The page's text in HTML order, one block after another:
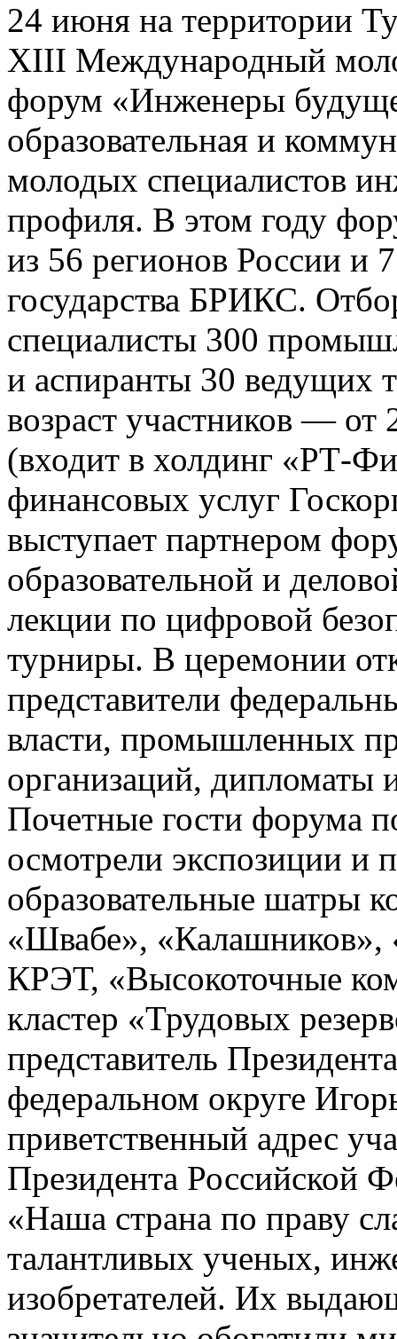
24 июня на территории
XIII Международный
форум «Инженеры
образовательная и
молодых специалистов
профиля. В этом году
из 56 регионов России и
государства БРИКС.
специалисты 300
и аспиранты 30 ведущих
возраст участников —
(входит в холдинг «РТ-
финансовых услуг
выступает партнером
образовательной и
лекции по цифровой
турниры. В церемонии
представители
власти, промышленных
организаций, дипломаты
Почетные гости форума
осмотрели экспозиции и
образовательные шатры
«Швабе»,
КРЭТ, «Высокоточные
кластер «Трудовых
представитель
федеральном округе
приветственный адрес
Президента Российской
«Наша страна по праву
талантливых ученых,
изобретателей. Их